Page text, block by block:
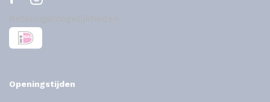
Openingstijden